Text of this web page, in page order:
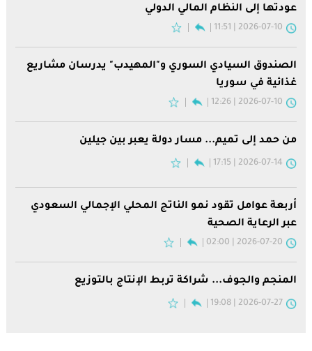
عودتها إلى النظام المالي الدولي
2026-07-10 | 11:51
الصندوق السيادي السوري و"المهيدب" يدرسان مشاريع
غذائية في سوريا
2026-07-10 | 12:26
من حمد إلى تميم... مسار دولة يعبر بين جيلين
2026-07-14 | 17:15
أربعة عوامل تقود نمو الناتج المحلي الإجمالي السعودي
عبر الرعاية الصحية
2026-07-20 | 02:00
المنجم والجوف... شراكة تربط الإنتاج بالتوزيع
2026-07-27 | 19:08